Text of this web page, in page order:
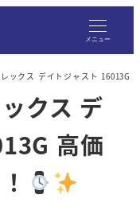
メニュー
レックス デイトジャスト 16013G
クス デ
高価